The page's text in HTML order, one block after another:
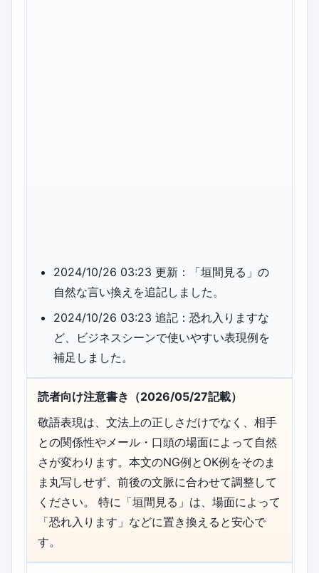
2024/10/26 03:23 更新：「垣間見る」の
自然な言い換えを追記しました。
2024/10/26 03:23 追記：恐れ入りますな
ど、ビジネスシーンで使いやすい表現例を
補足しました。
読者向け注意書き（2026/05/27記載）
敬語表現は、文法上の正しさだけでなく、相手
との関係性やメール・口頭の場面によって自然
さが変わります。本文のNG例とOK例をそのま
ま丸写しせず、前後の文脈に合わせて調整して
ください。 特に「垣間見る」は、場面によって
「恐れ入ります」などに置き換えると安心で
す。